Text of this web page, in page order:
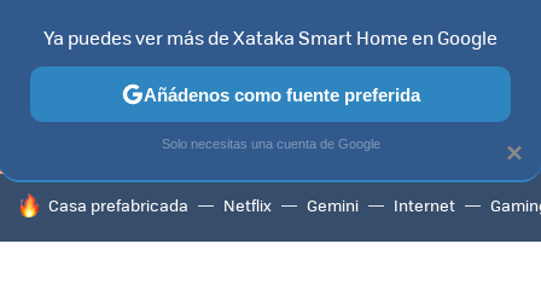
TELEVISORES CONTENIDOS SMART TV SELECCIÓN
HOY SE HABLA DE
Casa prefabricada Netflix Gemini Internet
×
Ya puedes ver más de Xataka Smart Home en Google
Añádenos como fuente preferida
Solo necesitas una cuenta de Google